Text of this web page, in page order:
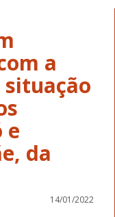
a
e
da
14/01/2022